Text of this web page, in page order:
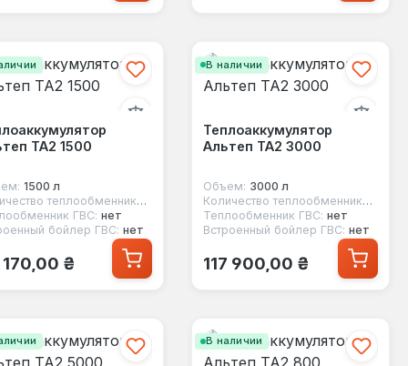
ТА2 1500
1500 л
Количество теплообменников:
ГВС: нет
бойлер ГВС: нет
цена:
₴
В наличии
Теплоаккумулятор
Альтеп ТА2 3000
Объем: 3000 л
Количество теплообменников:
Теплообменник ГВС: нет
Встроенный бойлер ГВС: нет
Обычная цена:
117 900,00 ₴
В наличии